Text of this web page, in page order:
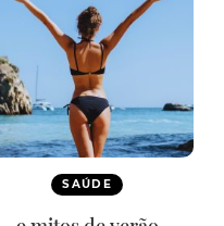
SAÚDE